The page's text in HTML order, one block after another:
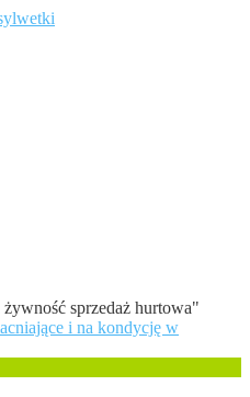
sprzedaż hurtowa"